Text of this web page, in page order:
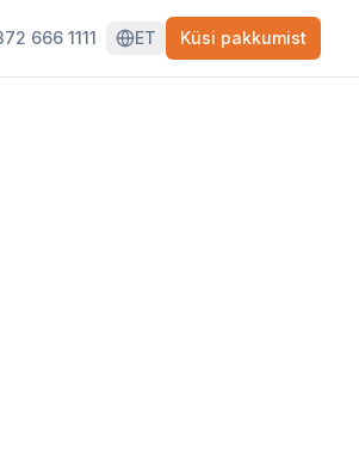
666 1111 ET Küsi pakkumist